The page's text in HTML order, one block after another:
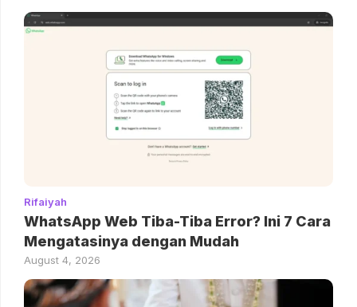
Rifaiyah
WhatsApp Web Tiba-Tiba Error? Ini 7 Cara
Mengatasinya dengan Mudah
August 4, 2026